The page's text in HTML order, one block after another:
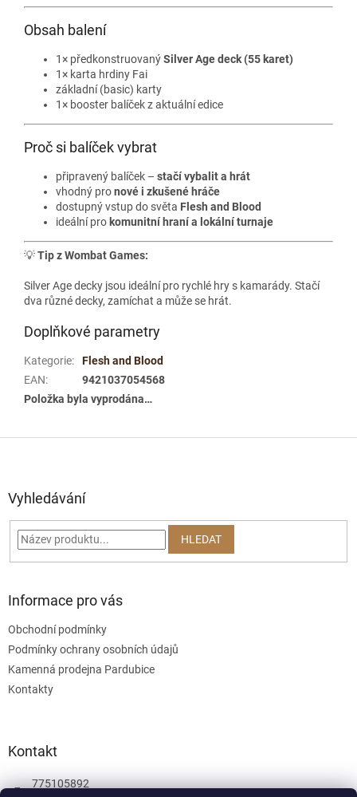
Obsah balení
1× předkonstruovanýSilver Age deck (55 karet)
1× karta hrdiny Fai
základní (basic) karty
1× booster balíček z aktuální edice
Proč si balíček vybrat
připravený balíček – stačí vybalit a hrát
vhodný pronové i zkušené hráče
dostupný vstup do světa Flesh and Blood
ideální pro komunitní hraní a lokální turnaje
💡Tip z Wombat Games:
Silver Age decky jsou ideální pro rychlé hry s kamarády. Stačí
dva různé decky, zamíchat a může se hrát.
Doplňkové parametry
Kategorie:
Flesh and Blood
EAN:
9421037054568
Položka byla vyprodána…
Vyhledávání
HLEDAT
Informace pro vás
Obchodní podmínky
Podmínky ochrany osobních údajů
Kamenná prodejna Pardubice
Kontakty
Kontakt
775105892